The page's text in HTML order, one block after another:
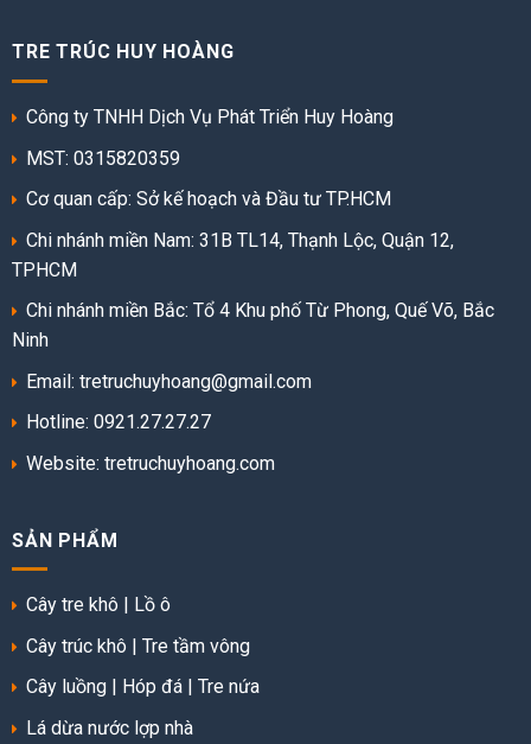
TRE TRÚC HUY HOÀNG
Công ty TNHH Dịch Vụ Phát Triển Huy Hoàng
MST: 0315820359
Cơ quan cấp: Sở kế hoạch và Đầu tư TP.HCM
Chi nhánh miền Nam: 31B TL14, Thạnh Lộc, Quận 12,
TPHCM
Chi nhánh miền Bắc: Tổ 4 Khu phố Từ Phong, Quế Võ, Bắc
Ninh
Email: tretruchuyhoang@gmail.com
Hotline: 0921.27.27.27
Website: tretruchuyhoang.com
SẢN PHẨM
Cây tre khô
Lồ ô
Cây trúc khô | Tre tầm vông
Cây luồng
Hóp đá
Tre nứa
Lá dừa nước lợp nhà